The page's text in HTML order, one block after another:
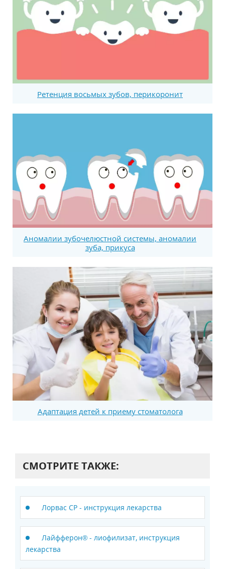
Ретенция восьмых зубов, перикоронит
Аномалии зубочелюстной системы, аномалии
зуба, прикуса
Адаптация детей к приему стоматолога
СМОТРИТЕ ТАКЖЕ:
Лорвас СР - инструкция лекарства
Лайфферон® - лиофилизат, инструкция
лекарства